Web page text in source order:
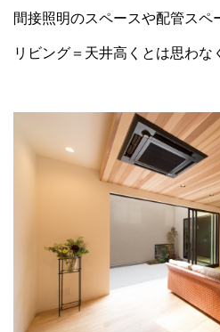
間接照明のスペースや配管スペ
リビング＝天井高くとは思わな